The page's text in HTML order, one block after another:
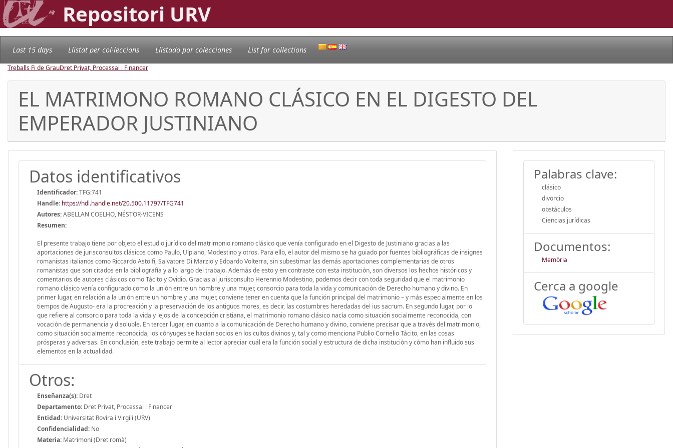
Repositori URV
Last 15 days Llistat per col·leccions Llistado por colecciones List for collections
Treballs Fi de GrauDret Privat, Processal i Financer
EL MATRIMONO ROMANO CLÁSICO EN EL DIGESTO DEL
EMPERADOR JUSTINIANO
Datos identificativos
Identificador:TFG:741
Handle: https://hdl.handle.net/20.500.11797/TFG741
Autores:ABELLAN COELHO, NÉSTOR-VICENS
Resumen:
El presente trabajo tiene por objeto el estudio jurídico del matrimonio romano clásico que venía configurado en el Digesto de Justiniano gracias a las
aportaciones de jurisconsultos clásicos como Paulo, Ulpiano, Modestino y otros. Para ello, el autor del mismo se ha guiado por fuentes bibliográficas de insignes
romanistas italianos como Riccardo Astolfi, Salvatore Di Marzio y Edoardo Volterra, sin subestimar las demás aportaciones complementarias de otros
romanistas que son citados en la bibliografía y a lo largo del trabajo. Además de esto y en contraste con esta institución, son diversos los hechos históricos y
comentarios de autores clásicos como Tácito y Ovidio. Gracias al jurisconsulto Herennio Modestino, podemos decir con toda seguridad que el matrimonio
romano clásico venía configurado como la unión entre un hombre y una mujer, consorcio para toda la vida y comunicación de Derecho humano y divino. En
primer lugar, en relación a la unión entre un hombre y una mujer, conviene tener en cuenta que la función principal del matrimonio – y más especialmente en los
tiempos de Augusto- era la procreación y la preservación de los antiguos mores, es decir, las costumbres heredadas del ius sacrum. En segundo lugar, por lo
que refiere al consorcio para toda la vida y lejos de la concepción cristiana, el matrimonio romano clásico nacía como situación socialmente reconocida, con
vocación de permanencia y disoluble. En tercer lugar, en cuanto a la comunicación de Derecho humano y divino, conviene precisar que a través del matrimonio,
como situación socialmente reconocida, los cónyuges se hacían socios en los cultos divinos y, tal y como menciona Publio Cornelio Tácito, en las cosas
prósperas y adversas. En conclusión, este trabajo permite al lector apreciar cuál era la función social y estructura de dicha institución y cómo han influido sus
elementos en la actualidad.
Otros:
Enseñanza(s): Dret
Departamento: Dret Privat, Processal i Financer
Entidad: Universitat Rovira i Virgili (URV)
Confidencialidad: No
Materia: Matrimoni (Dret romà)
Palabras clave:
clásico
divorcio
obstáculos
Ciencias jurídicas
Documentos:
Memòria
Cerca a google